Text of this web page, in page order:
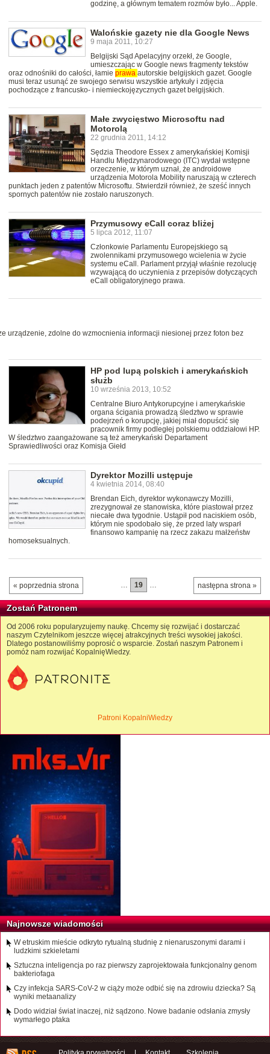
godzinę, a głównym tematem rozmów było... Apple.
Walońskie gazety nie dla Google News
9 maja 2011, 10:27
Belgijski Sąd Apelacyjny orzekł, że Google,
umieszczając w Google news fragmenty tekstów
oraz odnośniki do całości, łamie prawa autorskie belgijskich gazet. Google
musi teraz usunąć ze swojego serwisu wszystkie artykuły i zdjęcia
pochodzące z francusko- i niemieckojęzycznych gazet belgijskich.
Małe zwycięstwo Microsoftu nad
Motorolą
22 grudnia 2011, 14:12
Sędzia Theodore Essex z amerykańskiej Komisji
Handlu Międzynarodowego (ITC) wydał wstępne
orzeczenie, w którym uznał, że androidowe
urządzenia Motorola Mobility naruszają w czterech
punktach jeden z patentów Microsoftu. Stwierdził również, że sześć innych
spornych patentów nie zostało naruszonych.
Przymusowy eCall coraz bliżej
5 lipca 2012, 11:07
Członkowie Parlamentu Europejskiego są
zwolennikami przymusowego wcielenia w życie
systemu eCall. Parlament przyjął właśnie rezolucję
wzywającą do uczynienia z przepisów dotyczących
eCall obligatoryjnego prawa.
urządzenie, zdolne do wzmocnienia informacji niesionej przez foton bez
HP pod lupą polskich i amerykańskich
służb
10 września 2013, 10:52
Centralne Biuro Antykorupcyjne i amerykańskie
organa ścigania prowadzą śledztwo w sprawie
podejrzeń o korupcję, jakiej miał dopuścić się
pracownik firmy podległej polskiemu oddziałowi HP.
W śledztwo zaangażowane są też amerykański Departament
Sprawiedliwości oraz Komisja Giełd
Dyrektor Mozilli ustępuje
4 kwietnia 2014, 08:40
Brendan Eich, dyrektor wykonawczy Mozilli,
zrezygnował ze stanowiska, które piastował przez
niecałe dwa tygodnie. Ustąpił pod naciskiem osób,
którym nie spodobało się, że przed laty wsparł
finansowo kampanię na rzecz zakazu małżeństw
homoseksualnych.
« poprzednia strona następna strona »
… 19 …
Zostań Patronem
Od 2006 roku popularyzujemy naukę. Chcemy się rozwijać i dostarczać
naszym Czytelnikom jeszcze więcej atrakcyjnych treści wysokiej jakości.
Dlatego postanowiliśmy poprosić o wsparcie. Zostań naszym Patronem i
pomóż nam rozwijać KopalnięWiedzy.
Patroni KopalniWiedzy
Najnowsze wiadomości
W etruskim mieście odkryto rytualną studnię z nienaruszonymi darami i
ludzkimi szkieletami
Sztuczna inteligencja po raz pierwszy zaprojektowała funkcjonalny genom
bakteriofaga
Czy infekcja SARS-CoV-2 w ciąży może odbić się na zdrowiu dziecka? Są
wyniki metaanalizy
Dodo widział świat inaczej, niż sądzono. Nowe badanie odsłania zmysły
wymarłego ptaka